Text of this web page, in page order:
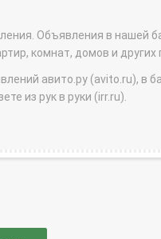
Объявления в нашей
комнат, домов и других
авито.ру (avito.ru), в
из рук в руки (irr.ru).